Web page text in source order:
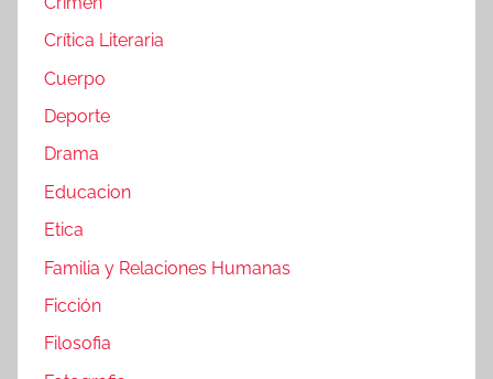
Crítica Literaria
Cuerpo
Deporte
Drama
Educacion
Etica
Familia y Relaciones Humanas
Ficción
Filosofia